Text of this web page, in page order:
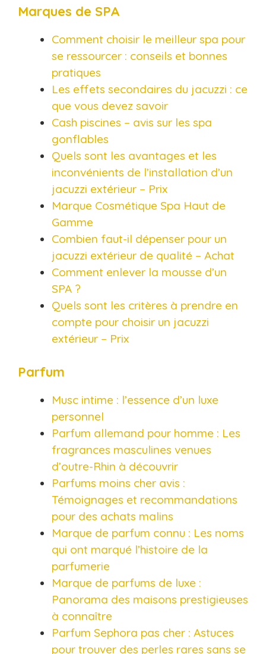
Marques de SPA
Comment choisir le meilleur spa pour
se ressourcer : conseils et bonnes
pratiques
Les effets secondaires du jacuzzi : ce
que vous devez savoir
Cash piscines – avis sur les spa
gonflables
Quels sont les avantages et les
inconvénients de l’installation d’un
jacuzzi extérieur – Prix
Marque Cosmétique Spa Haut de
Gamme
Combien faut-il dépenser pour un
jacuzzi extérieur de qualité – Achat
Comment enlever la mousse d’un
SPA ?
Quels sont les critères à prendre en
compte pour choisir un jacuzzi
extérieur – Prix
Parfum
Musc intime : l’essence d’un luxe
personnel
Parfum allemand pour homme : Les
fragrances masculines venues
d’outre-Rhin à découvrir​
Parfums moins cher avis :
Témoignages et recommandations
pour des achats malins​
Marque de parfum connu : Les noms
qui ont marqué l’histoire de la
parfumerie​
Marque de parfums de luxe :
Panorama des maisons prestigieuses
à connaître​
Parfum Sephora pas cher : Astuces
pour trouver des perles rares sans se